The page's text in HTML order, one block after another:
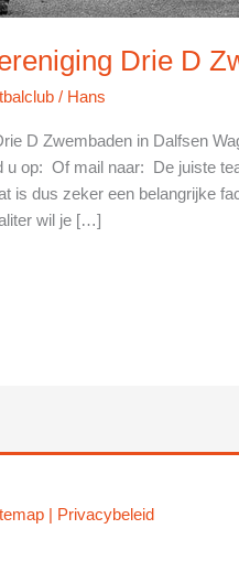
Drie D
/ Hans
D Zwembaden in Dalfsen
op: Of mail naar: De juiste
is dus zeker een belangrijke
wil je […]
emap | Privacybeleid